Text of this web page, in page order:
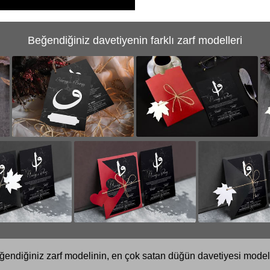
Beğendiğiniz davetiyenin farklı zarf modelleri
zarf modelinin, en çok satan düğün davetiyesi